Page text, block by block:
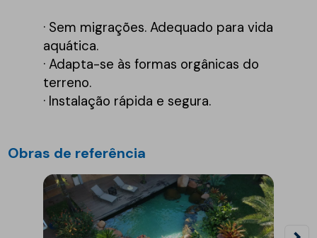
· Sem migrações. Adequado para vida
aquática.
· Adapta-se às formas orgânicas do
terreno.
· Instalação rápida e segura.
Obras de referência